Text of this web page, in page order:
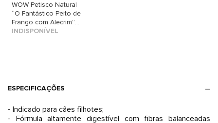
WOW Petisco Natural
“O Fantástico Peito de
Frango com Alecrim”
para Cães
INDISPONÍVEL
ESPECIFICAÇÕES
- Indicado para cães filhotes;
- Fórmula altamente digestível com fibras balanceadas